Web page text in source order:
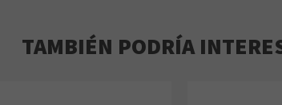
TAMBIÉN PODRÍA